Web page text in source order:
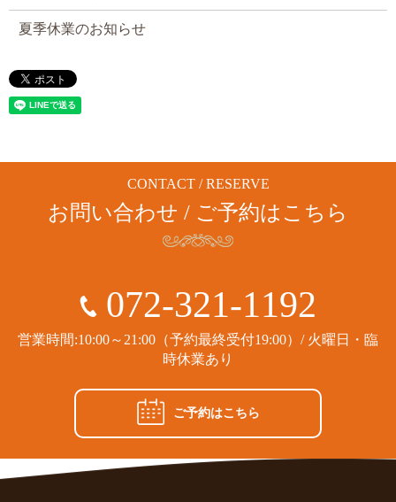
夏季休業のお知らせ
CONTACT / RESERVE
お問い合わせ / ご予約はこちら
072-321-1192
営業時間:10:00～21:00（予約最終受付19:00）/ 火曜日・臨
時休業あり
ご予約はこちら